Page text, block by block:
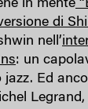
in mente
di
nell’
: un
Ed
Legrand,